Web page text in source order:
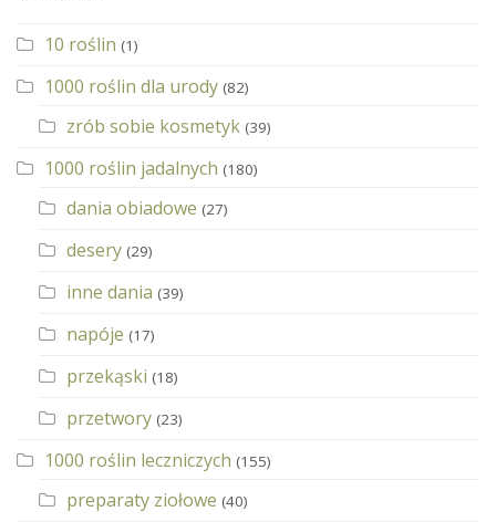
10 roślin (1)
1000 roślin dla urody (82)
zrób sobie kosmetyk (39)
1000 roślin jadalnych (180)
dania obiadowe (27)
desery (29)
inne dania (39)
napóje (17)
przekąski (18)
przetwory (23)
1000 roślin leczniczych (155)
preparaty ziołowe (40)